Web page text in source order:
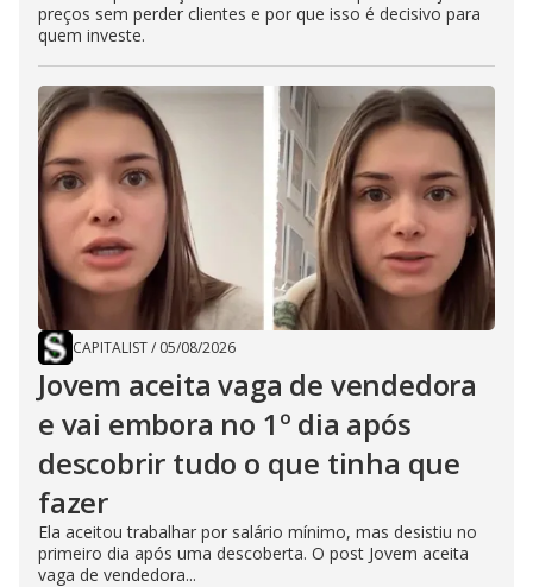
preços sem perder clientes e por que isso é decisivo para
quem investe.
CAPITALIST/ 05/08/2026
Jovem aceita vaga de vendedora
e vai embora no 1º dia após
descobrir tudo o que tinha que
fazer
Ela aceitou trabalhar por salário mínimo, mas desistiu no
primeiro dia após uma descoberta. O post Jovem aceita
vaga de vendedora...